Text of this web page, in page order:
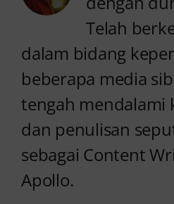
Telah
dalam bidang
beberapa media
tengah mendalami
dan penulisan
sebagai Content
Apollo.